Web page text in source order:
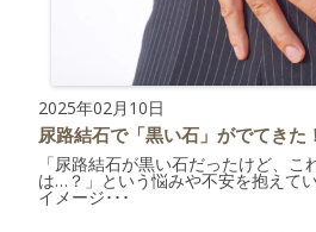
2025年02月10日
尿路結石で「黒い石」がでてきた
「尿路結石が黒い石だったけど、こ
は…？」という悩みや不安を抱えて
イメージ･･･